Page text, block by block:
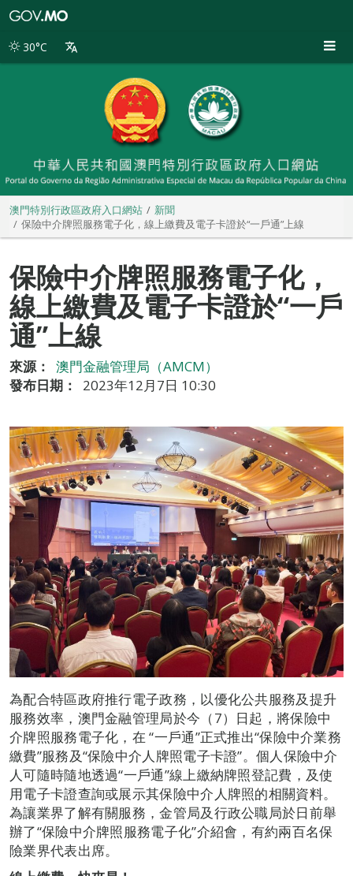
別
30°C
澳門特別行政區政府入口網站
新聞
保險中介牌照服務電子化，線上繳費及電子卡證於“一戶通”上線
保險中介牌照服務電子化，
線上繳費及電子卡證於“一戶
通”上線
來源：
澳門金融管理局（AMCM）
發布日期：
2023年12月7日 10:30
為配合特區政府推行電子政務，以優化公共服務及提升
服務效率，澳門金融管理局於今（7）日起，將保險中
介牌照服務電子化，在 “一戶通”正式推出“保險中介業務
繳費”服務及“保險中介人牌照電子卡證”。個人保險中介
人可隨時隨地透過“一戶通”線上繳納牌照登記費，及使
用電子卡證查詢或展示其保險中介人牌照的相關資料。
為讓業界了解有關服務，金管局及行政公職局於日前舉
辦了“保險中介牌照服務電子化”介紹會，有約兩百名保
險業界代表出席。